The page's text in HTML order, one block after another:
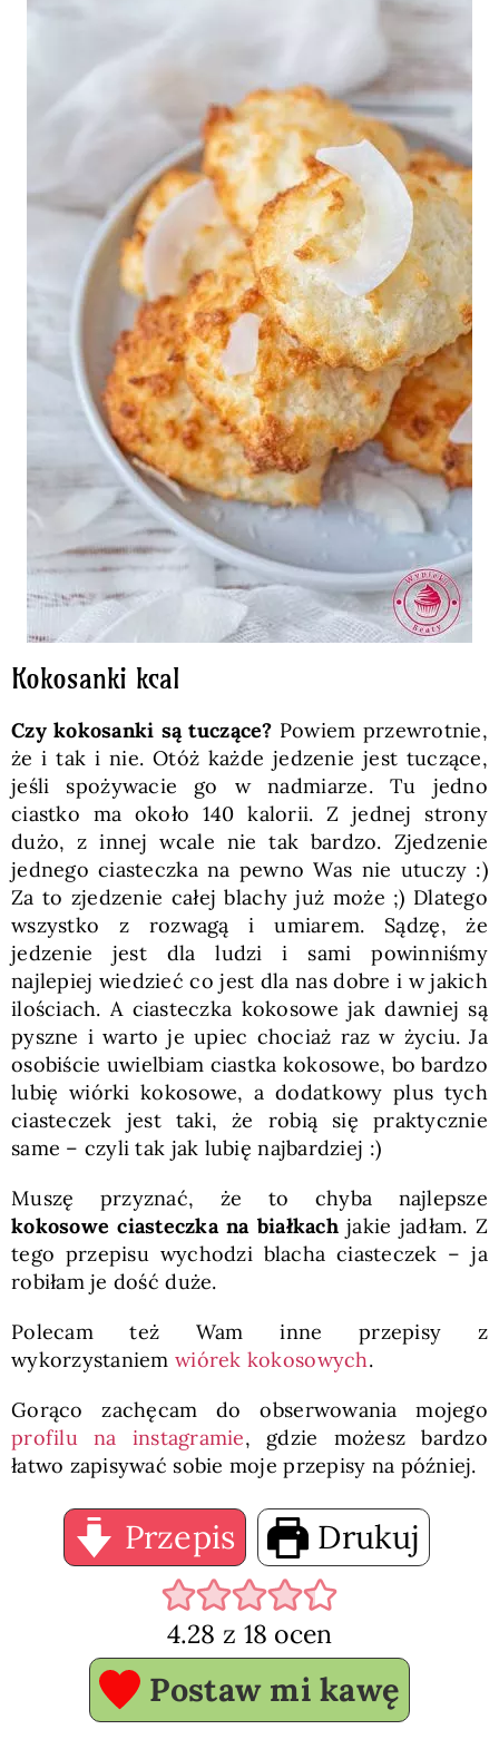
Kokosanki kcal
Czy kokosanki są tuczące? Powiem przewrotnie,
że i tak i nie. Otóż każde jedzenie jest tuczące,
jeśli spożywacie go w nadmiarze. Tu jedno
ciastko ma około 140 kalorii. Z jednej strony
dużo, z innej wcale nie tak bardzo. Zjedzenie
jednego ciasteczka na pewno Was nie utuczy :)
Za to zjedzenie całej blachy już może ;) Dlatego
wszystko z rozwagą i umiarem. Sądzę, że
jedzenie jest dla ludzi i sami powinniśmy
najlepiej wiedzieć co jest dla nas dobre i w jakich
ilościach. A ciasteczka kokosowe jak dawniej są
pyszne i warto je upiec chociaż raz w życiu. Ja
osobiście uwielbiam ciastka kokosowe, bo bardzo
lubię wiórki kokosowe, a dodatkowy plus tych
ciasteczek jest taki, że robią się praktycznie
same – czyli tak jak lubię najbardziej :)
Muszę przyznać, że to chyba najlepsze
kokosowe ciasteczka na białkach jakie jadłam. Z
tego przepisu wychodzi blacha ciasteczek – ja
robiłam je dość duże.
Polecam też Wam inne przepisy z
wykorzystaniemwiórek kokosowych.
Gorąco zachęcam do obserwowania mojego
profilu na instagramie, gdzie możesz bardzo
łatwo zapisywać sobie moje przepisy na później.
Przepis Drukuj
4.28 z 18 ocen
Postaw mi kawę